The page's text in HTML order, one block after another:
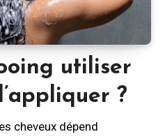
utiliser
?
cheveux dépend